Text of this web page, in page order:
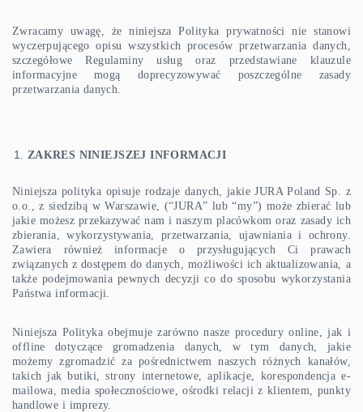
Zwracamy uwagę, że niniejsza Polityka prywatności nie stanowi
wyczerpującego opisu wszystkich procesów przetwarzania danych,
szczegółowe Regulaminy usług oraz przedstawiane klauzule
informacyjne mogą doprecyzowywać poszczególne zasady
przetwarzania danych.
ZAKRES NINIEJSZEJ INFORMACJI
Niniejsza polityka opisuje rodzaje danych, jakie JURA Poland Sp. z
o.o., z siedzibą w Warszawie, (“JURA” lub “my”) może zbierać lub
jakie możesz przekazywać nam i naszym placówkom oraz zasady ich
zbierania, wykorzystywania, przetwarzania, ujawniania i ochrony.
Zawiera również informacje o przysługujących Ci prawach
związanych z dostępem do danych, możliwości ich aktualizowania, a
także podejmowania pewnych decyzji co do sposobu wykorzystania
Państwa informacji.
Niniejsza Polityka obejmuje zarówno nasze procedury online, jak i
offline dotyczące gromadzenia danych, w tym danych, jakie
możemy zgromadzić za pośrednictwem naszych różnych kanałów,
takich jak butiki, strony internetowe, aplikacje, korespondencja e-
mailowa, media społecznościowe, ośrodki relacji z klientem, punkty
handlowe i imprezy.